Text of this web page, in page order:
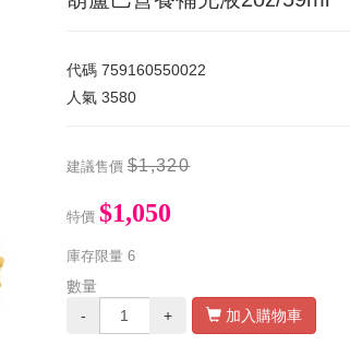
代碼 759160550022
人氣 3580
建議售價 $1,320
特價 $1,050
庫存限量 6
數量
-
+ 加入購物車